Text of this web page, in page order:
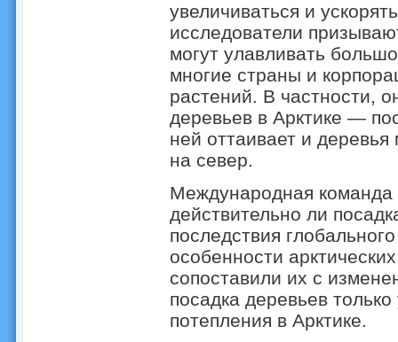
увеличиваться и
исследователи
могут улавливать
многие страны и
растений. В частности,
деревьев в Арктике —
ней оттаивает и
на север.
Международная
действительно ли
последствия
особенности
сопоставили их с
посадка деревьев
потепления в Арктике.